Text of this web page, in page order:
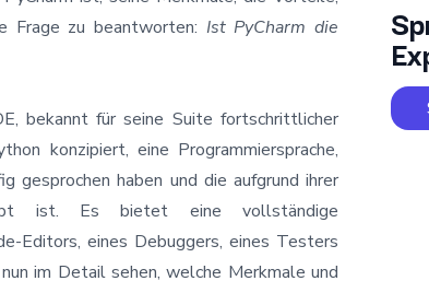
Frage zu beantworten: Ist PyCharm die
bekannt für seine Suite fortschrittlicher
konzipiert, eine Programmiersprache,
gesprochen haben und die aufgrund ihrer
ist. Es bietet eine vollständige
Editors, eines Debuggers, eines Testers
im Detail sehen, welche Merkmale und